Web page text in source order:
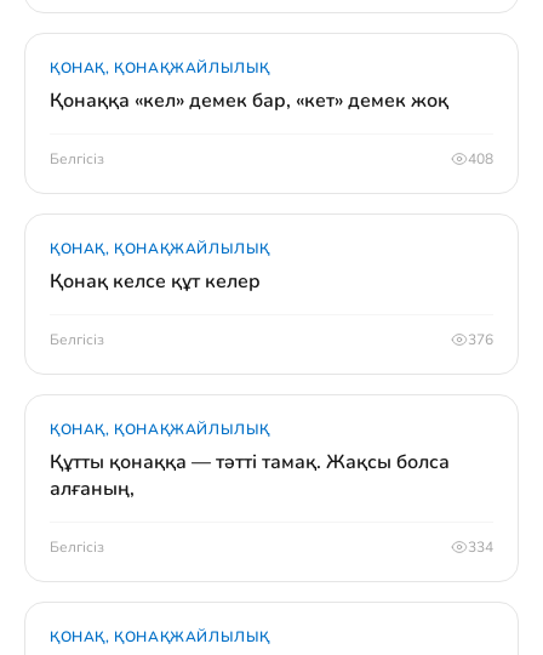
ҚОНАҚ, ҚОНАҚЖАЙЛЫЛЫҚ
Қонаққа «кел» демек бар, «кет» демек жоқ
Белгісіз 408
ҚОНАҚ, ҚОНАҚЖАЙЛЫЛЫҚ
Қонақ келсе құт келер
Белгісіз 376
ҚОНАҚ, ҚОНАҚЖАЙЛЫЛЫҚ
Құтты қонаққа — тәтті тамақ. Жақсы болса
алғаның,
Белгісіз 334
ҚОНАҚ, ҚОНАҚЖАЙЛЫЛЫҚ